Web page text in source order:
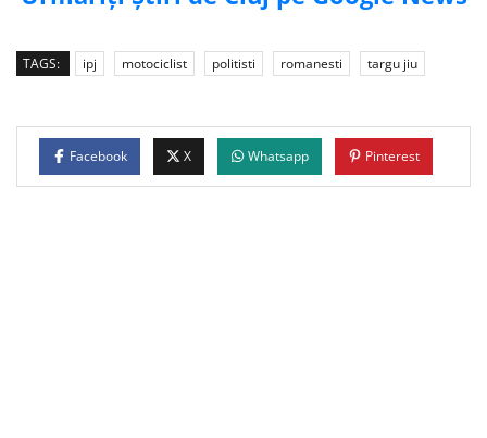
TAGS: ipj motociclist politisti romanesti targu jiu
Facebook X Whatsapp Pinterest